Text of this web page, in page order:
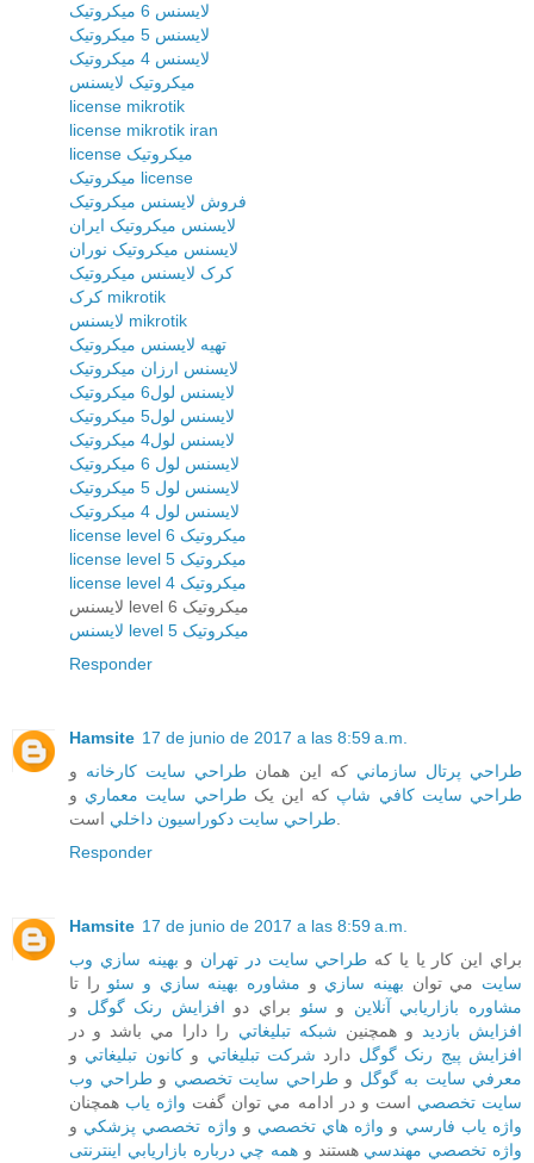
لایسنس 6 میکروتیک
لایسنس 5 میکروتیک
لایسنس 4 میکروتیک
میکروتیک لایسنس
license mikrotik
license mikrotik iran
license میکروتیک
میکروتیک license
فروش لایسنس میکروتیک
لایسنس میکروتیک ایران
لایسنس میکروتیک نوران
کرک لایسنس میکروتیک
کرک mikrotik
لایسنس mikrotik
تهیه لایسنس میکروتیک
لایسنس ارزان میکروتیک
لایسنس لول6 میکروتیک
لایسنس لول5 میکروتیک
لایسنس لول4 میکروتیک
لایسنس لول 6 میکروتیک
لایسنس لول 5 میکروتیک
لایسنس لول 4 میکروتیک
license level 6 میکروتیک
license level 5 میکروتیک
license level 4 میکروتیک
لایسنس level 6 میکروتیک
لایسنس level 5 میکروتیک
Responder
Hamsite 17 de junio de 2017 a las 8:59 a.m.
طراحي پرتال سازماني که اين همان طراحي سايت کارخانه و
طراحي سايت کافي شاپ که اين يکطراحي سايت معماري و
طراحي سايت دکوراسيون داخلياست.
Responder
Hamsite 17 de junio de 2017 a las 8:59 a.m.
براي اين کار يا يا که طراحي سايت در تهران و بهينه سازي وب
سايت مي توان بهينه سازي و مشاوره بهينه سازي و سئو را تا
مشاوره بازاريابي آنلاين و سئو براي دو افزايش رنک گوگل و
افزايش بازديد و همچنين شبکه تبليغاتي را دارا مي باشد و در
افزايش پيج رنک گوگل دارد شرکت تبليغاتي وکانون تبليغاتي و
معرفي سايت به گوگل وطراحي سايت تخصصي وطراحي وب
سايت تخصصي است و در ادامه مي توان گفت واژه ياب همچنان
واژه ياب فارسي و واژه هاي تخصصي و واژه تخصصي پزشکي و
واژه تخصصي مهندسي هستند و همه چي درباره بازاريابي اینترنتی